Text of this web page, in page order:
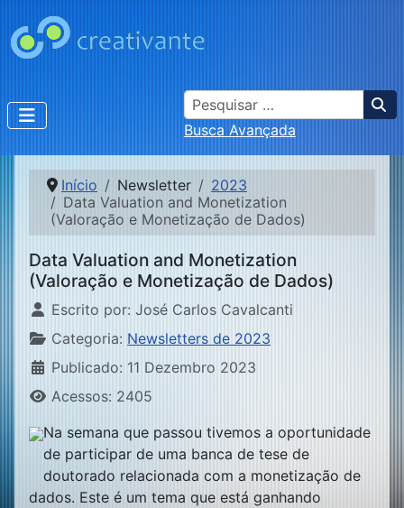
Busca
Busca Avançada
Início Newsletter
2023
Data Valuation and Monetization
(Valoração e Monetização de Dados)
Data Valuation and Monetization
(Valoração e Monetização de Dados)
Detalhes
Escrito por: José Carlos Cavalcanti
Categoria: Newsletters de 2023
Publicado: 11 Dezembro 2023
Acessos: 2405
Na semana que passou tivemos a oportunidade
de participar de uma banca de tese de
doutorado relacionada com a monetização de
dados. Este é um tema que está ganhando